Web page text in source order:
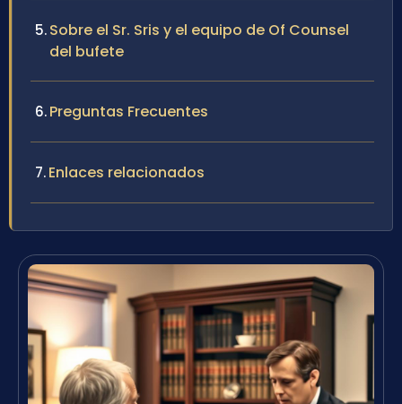
Sobre el Sr. Sris y el equipo de Of Counsel
del bufete
Preguntas Frecuentes
Enlaces relacionados